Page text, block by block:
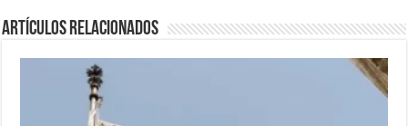
Artículos Relacionados